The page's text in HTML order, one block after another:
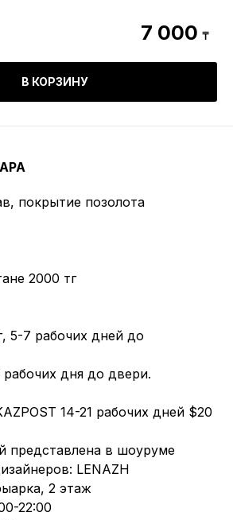
7 000 ₸
В КОРЗИНУ
покрытие позолота
2000 тг
5-7 рабочих дней до
дня до двери.
14-21 рабочих дней $20
представлена в шоуруме
LENAZH
2 этаж
22:00